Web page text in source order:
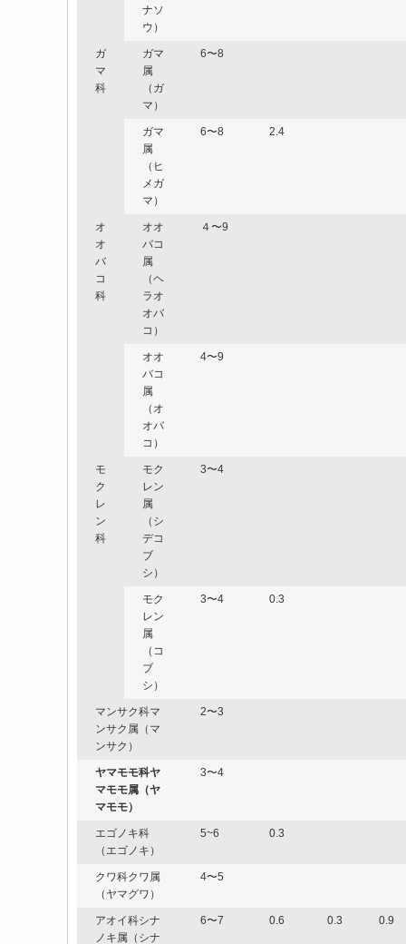
ナソ
ウ）
ガ
マ
科
ガマ
属
（ガ
マ）
6〜8
ガマ
属
（ヒ
メガ
マ）
6〜8 2.4
オ
オ
バ
コ
科
オオ
バコ
属
（ヘ
ラオ
オバ
コ）
４〜9
オオ
バコ
属
（オ
オバ
コ）
4〜9
モ
ク
レ
ン
科
モク
レン
属
（シ
デコ
ブ
シ）
3〜4
モク
レン
属
（コ
ブ
シ）
3〜4 0.3
マンサク科マ
ンサク属（マ
ンサク）
2〜3
ヤマモモ科ヤ
マモモ属（ヤ
マモモ）
3〜4
エゴノキ科
（エゴノキ）
5~6 0.3
クワ科クワ属
（ヤマグワ）
4〜5
アオイ科シナ
ノキ属（シナ
6〜7 0.6 0.3 0.9